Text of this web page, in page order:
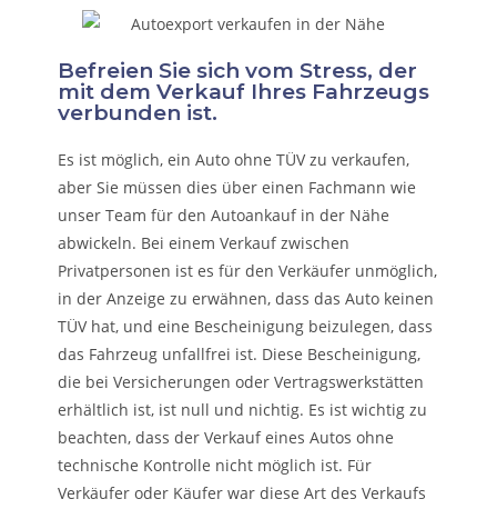
Befreien Sie sich vom Stress, der
mit dem Verkauf Ihres Fahrzeugs
verbunden ist.
Es ist möglich, ein Auto ohne TÜV zu verkaufen,
aber Sie müssen dies über einen Fachmann wie
unser Team für den Autoankauf in der Nähe
abwickeln. Bei einem Verkauf zwischen
Privatpersonen ist es für den Verkäufer unmöglich,
in der Anzeige zu erwähnen, dass das Auto keinen
TÜV hat, und eine Bescheinigung beizulegen, dass
das Fahrzeug unfallfrei ist. Diese Bescheinigung,
die bei Versicherungen oder Vertragswerkstätten
erhältlich ist, ist null und nichtig. Es ist wichtig zu
beachten, dass der Verkauf eines Autos ohne
technische Kontrolle nicht möglich ist. Für
Verkäufer oder Käufer war diese Art des Verkaufs